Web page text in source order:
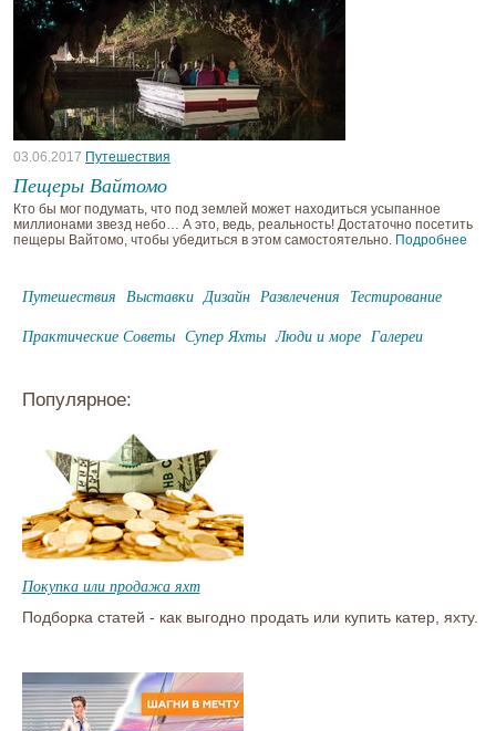
03.06.2017 Путешествия
Пещеры Вайтомо
Кто бы мог подумать, что под землей может находиться усыпанное
миллионами звезд небо… А это, ведь, реальность! Достаточно посетить
пещеры Вайтомо, чтобы убедиться в этом самостоятельно. Подробнее
Путешествия Выставки Дизайн Развлечения Тестирование
Практические Советы Супер Яхты Люди и море Галереи
Популярное:
Покупка или продажа яхт
Подборка статей - как выгодно продать или купить катер, яхту.